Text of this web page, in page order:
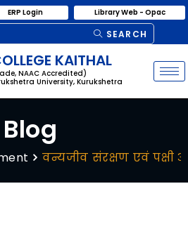
ERP Login Library Web - Opac
SEARCH
KAITHAL
NAAC Accredited)
University, Kurukshetra
Blog
वन्यजीव संरक्षण एवं पक्षी